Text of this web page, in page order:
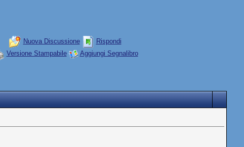
Nuova Discussione
Rispondi
Versione Stampabile
Aggiungi Segnalibro